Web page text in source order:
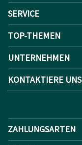
SERVICE
TOP-THEMEN
UNTERNEHMEN
KONTAKTIERE UNS
ZAHLUNGSARTEN